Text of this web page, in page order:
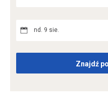
nd. 9 sie.
Znajdź